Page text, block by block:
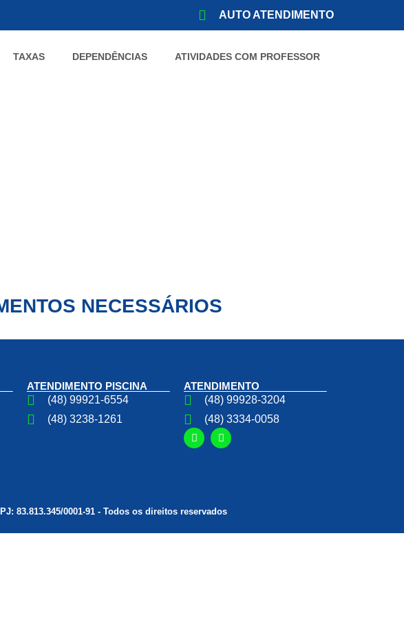
AUTO ATENDIMENTO
TAXAS DEPENDÊNCIAS ATIVIDADES COM PROFESSOR
NECESSÁRIOS
ATENDIMENTO PISCINA
(48) 99921-6554
(48) 3238-1261
ATENDIMENTO
(48) 99928-3204
(48) 3334-0058
83.813.345/0001-91 - Todos os direitos reservados